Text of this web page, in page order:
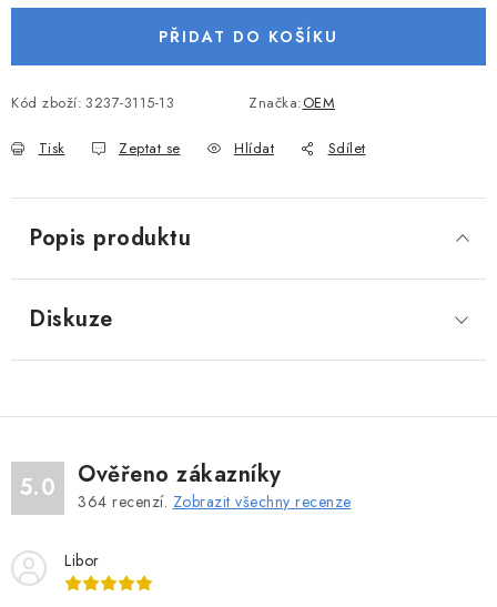
PŘÍSLUŠENSTVÍ K MOTORŮM
PŘÍVĚSY K LODÍM
ZNAČKY
Doprava a platba
PŘIDAT DO KOŠÍKU
Kód zboží: 3237-3115-13 Značka:OEM
Tisk Zeptat se Hlídat Sdílet
Popis produktu
Diskuze
5.0 Ověřeno zákazníky
364 recenzí. Zobrazit všechny recenze
Libor